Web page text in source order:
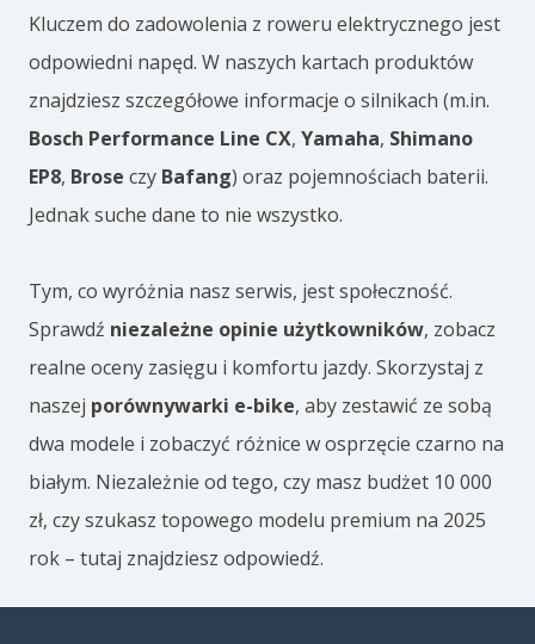
b
r
o
t
o
w
g
o
t
o
g
r
a
n
Kluczem do zadowolenia z roweru elektrycznego jest
odpowiedni napęd. W naszych kartach produktów
znajdziesz szczegółowe informacje o silnikach (m.in.
Bosch Performance Line CX, Yamaha, Shimano
EP8, Brose czy Bafang) oraz pojemnościach baterii.
Jednak suche dane to nie wszystko.
Tym, co wyróżnia nasz serwis, jest społeczność.
Sprawdź niezależne opinie użytkowników, zobacz
realne oceny zasięgu i komfortu jazdy. Skorzystaj z
naszej porównywarki e-bike, aby zestawić ze sobą
dwa modele i zobaczyć różnice w osprzęcie czarno na
białym. Niezależnie od tego, czy masz budżet 10 000
zł, czy szukasz topowego modelu premium na 2025
rok – tutaj znajdziesz odpowiedź.